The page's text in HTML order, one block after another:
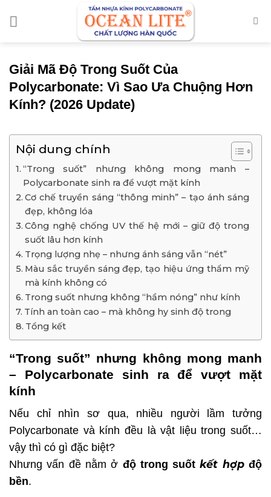
Giải Mã Độ Trong Suốt Của
Polycarbonate: Vì Sao Ưa Chuộng Hơn
Kính? (2026 Update)
Nội dung chính
“Trong suốt” nhưng không mong manh –
Polycarbonate sinh ra để vượt mặt kính
Cơ chế truyền sáng “thông minh” – tạo ánh sáng
đẹp, không lóa
Công nghệ chống UV thế hệ mới – giữ độ trong
suốt lâu hơn kính
Trọng lượng nhẹ – nhưng ánh sáng vẫn “nét”
Màu sắc truyền sáng đẹp, tạo hiệu ứng thẩm mỹ
mà kính không có
Trong suốt nhưng không “hầm nóng” như kính
Tính an toàn cao – mà không hy sinh độ trong
Tổng kết
“Trong suốt” nhưng không mong manh
– Polycarbonate sinh ra để vượt mặt
kính
Nếu chỉ nhìn sơ qua, nhiều người lầm tưởng
Polycarbonate và kính đều là vật liệu trong suốt…
vậy thì có gì đặc biệt?
Nhưng vấn đề nằm ở độ trong suốtkết hợpđộ
bền.